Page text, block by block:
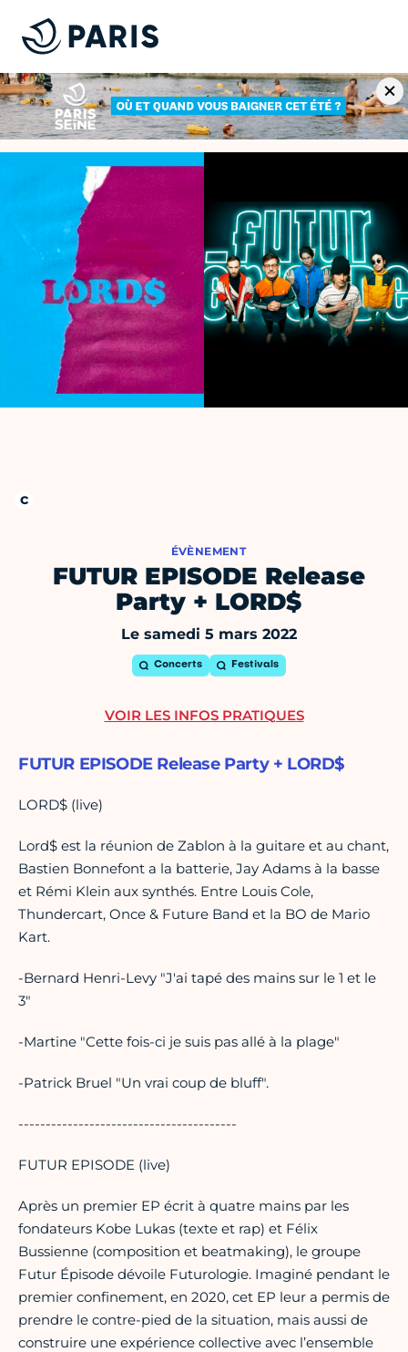
ÉVÈNEMENT
FUTUR EPISODE Release
Party + LORD$
Le samedi 5 mars 2022
Concerts Festivals
FUTUR EPISODE Release Party + LORD$
LORD$ (live)
Lord$ est la réunion de Zablon à la guitare et au chant,
Bastien Bonnefont a la batterie, Jay Adams à la basse
et Rémi Klein aux synthés. Entre Louis Cole,
Thundercart, Once & Future Band et la BO de Mario
Kart.
-Bernard Henri-Levy "J'ai tapé des mains sur le 1 et le
3"
-Martine "Cette fois-ci je suis pas allé à la plage"
-Patrick Bruel "Un vrai coup de bluff".
----------------------------------------
FUTUR EPISODE (live)
Après un premier EP écrit à quatre mains par les
fondateurs Kobe Lukas (texte et rap) et Félix
Bussienne (composition et beatmaking), le groupe
Futur Épisode dévoile Futurologie. Imaginé pendant le
premier confinement, en 2020, cet EP leur a permis de
prendre le contre-pied de la situation, mais aussi de
construire une expérience collective avec l’ensemble
VOIR LES INFOS PRATIQUES